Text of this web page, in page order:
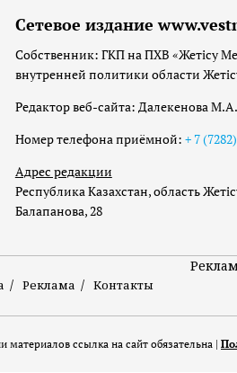
Сетевое издание
Собственник: ГКП на ПХВ «Жетісу
внутренней политики области
Редактор веб-сайта: Далекенова М.А.
Номер телефона приёмной: + 7
Адрес редакции
Республика Казахстан, область
Балапанова, 28
Реклама Контакты
материалов ссылка на сайт обязательна |